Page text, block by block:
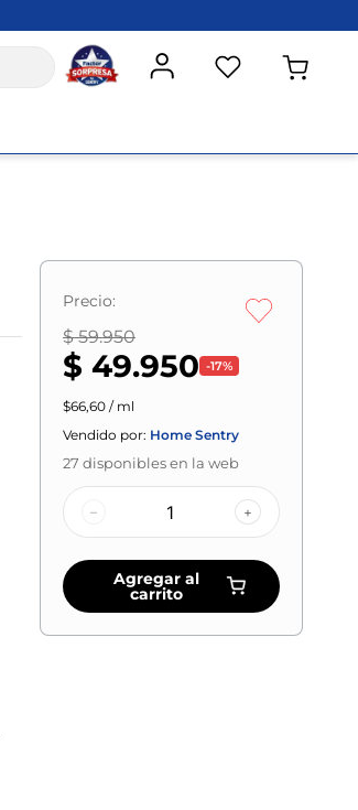
Precio:
$ 59.950
$ 49.950 -17%
$66,60 / ml
Vendido por: Home Sentry
27 disponibles en la web
– +
Agregar al
carrito